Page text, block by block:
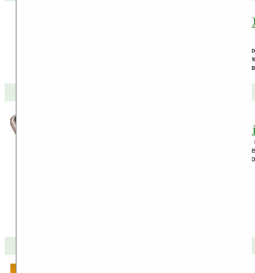
Новый люксовый телефон
Nokia не забыла о респектабельных
которых дополнительные «прибамбасы»
запланировала выпустить этой осенью
Коммуникатор Nokia N97
Сегодня на выставке «Nokia World
коммуникатор Nokia N97 Mini. Новинка
и является первым устройством финской